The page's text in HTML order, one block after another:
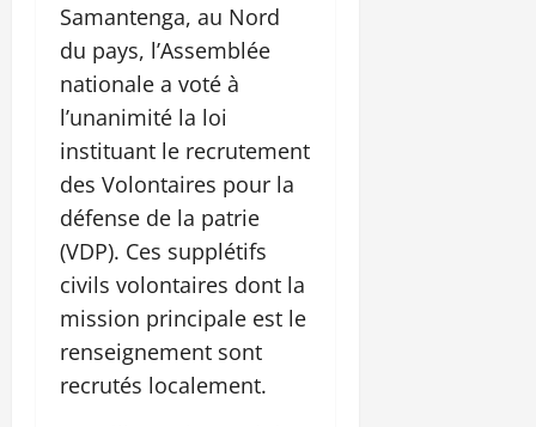
Samantenga, au Nord
du pays, l’Assemblée
nationale a voté à
l’unanimité la loi
instituant le recrutement
des Volontaires pour la
défense de la patrie
(VDP). Ces supplétifs
civils volontaires dont la
mission principale est le
renseignement sont
recrutés localement.